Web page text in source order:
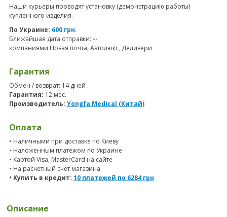
Наши курьеры проводят установку (демонстрацию работы)
купленного изделия.
По Украине: 600 грн.
Ближайшая дата отправки: --
компаниями Новая почта, Автолюкс, Деливери
Гарантия
Обмен / возврат: 14 дней
Гарантия: 12 мес.
Производитель: Yongfa Medical (Китай)
Оплата
• Наличными при доставке по Киеву
• Наложенным платежом по Украине
• Картой Visa, MasterCard на сайте
• На расчетный счет магазина
• Купить в кредит: 10 платежей по 6284 грн
Описание